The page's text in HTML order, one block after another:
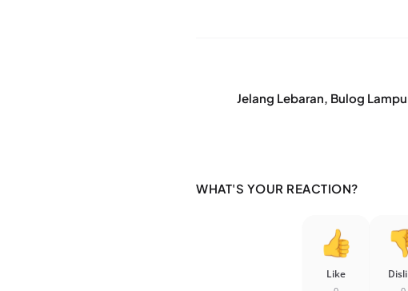
Jelang Lebaran, Bulog
WHAT'S YOUR REACTION?
Like